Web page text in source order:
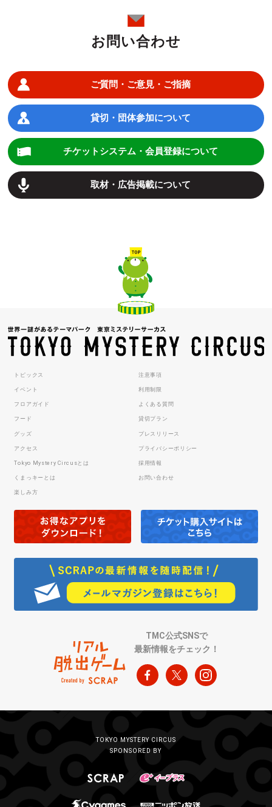
お問い合わせ
ご質問・ご意見・ご指摘
貸切・団体参加について
チケットシステム・会員登録について
取材・広告掲載について
トピックス
イベント
フロアガイド
フード
グッズ
アクセス
Tokyo Mystery Circusとは
くまっキーとは
楽しみ方
注意事項
利用制限
よくある質問
貸切プラン
プレスリリース
プライバシーポリシー
採用情報
お問い合わせ
TMC公式SNSで
最新情報をチェック！
TOKYO MYSTERY CIRCUS
SPONSORED BY